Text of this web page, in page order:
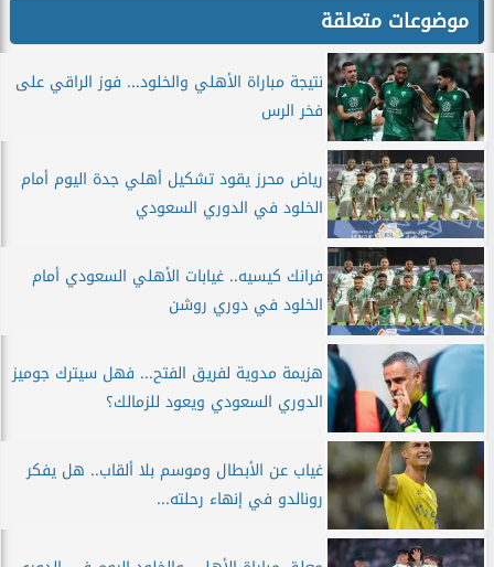
موضوعات متعلقة
نتيجة مباراة الأهلي والخلود... فوز الراقي على
فخر الرس
رياض محرز يقود تشكيل أهلي جدة اليوم أمام
الخلود في الدوري السعودي
فرانك كيسيه.. غيابات الأهلي السعودي أمام
الخلود في دوري روشن
هزيمة مدوية لفريق الفتح... فهل سيترك جوميز
الدوري السعودي ويعود للزمالك؟
غياب عن الأبطال وموسم بلا ألقاب.. هل يفكر
رونالدو في إنهاء رحلته...